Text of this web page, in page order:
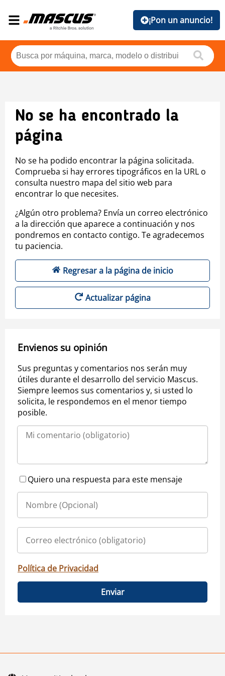
¡Pon un anuncio!
No se ha encontrado la
página
No se ha podido encontrar la página solicitada.
Comprueba si hay errores tipográficos en la URL o
consulta nuestro mapa del sitio web para
encontrar lo que necesites.
¿Algún otro problema? Envía un correo electrónico
a la dirección que aparece a continuación y nos
pondremos en contacto contigo. Te agradecemos
tu paciencia.
Regresar a la página de inicio
Actualizar página
Envienos su opinión
Sus preguntas y comentarios nos serán muy
útiles durante el desarrollo del servicio Mascus.
Siempre leemos sus comentarios y, si usted lo
solicita, le respondemos en el menor tiempo
posible.
Quiero una respuesta para este mensaje
Política de Privacidad
Enviar